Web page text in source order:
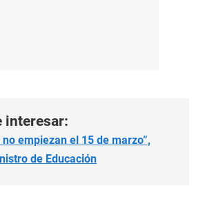
interesar:
empiezan el 15 de marzo”,
de Educación